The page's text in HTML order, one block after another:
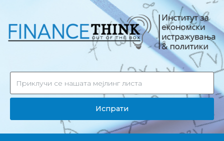
Испрати